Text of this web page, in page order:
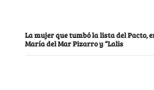
La mujer que tumbó la lista del Pacto,
María del Mar Pizarro y “Lalis